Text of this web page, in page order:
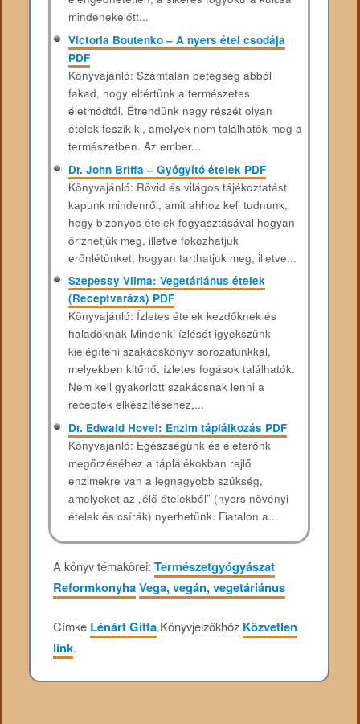
mindenekelőtt...
Victoria Boutenko – A nyers étel csodája
PDF
Könyvajánló: Számtalan betegség abból
fakad, hogy eltértünk a természetes
életmódtól. Étrendünk nagy részét olyan
ételek teszik ki, amelyek nem találhatók meg a
természetben. Az ember...
Dr. John Briffa – Gyógyító ételek PDF
Könyvajánló: Rövid és világos tájékoztatást
kapunk mindenről, amit ahhoz kell tudnunk,
hogy bizonyos ételek fogyasztásával hogyan
őrizhetjük meg, illetve fokozhatjuk
erőnlétünket, hogyan tarthatjuk meg, illetve...
Szepessy Vilma: Vegetáriánus ételek
(Receptvarázs) PDF
Könyvajánló: Ízletes ételek kezdőknek és
haladóknak Mindenki ízlését igyekszünk
kielégíteni szakácskönyv sorozatunkkal,
melyekben kitűnő, ízletes fogások találhatók.
Nem kell gyakorlott szakácsnak lenni a
receptek elkészítéséhez,...
Dr. Edwald Hovel: Enzim táplálkozás PDF
Könyvajánló: Egészségünk és életerőnk
megőrzéséhez a táplálékokban rejlő
enzimekre van a legnagyobb szükség,
amelyeket az „élő ételekből” (nyers növényi
ételek és csírák) nyerhetünk. Fiatalon a...
A könyv témakörei:Természetgyógyászat
ReformkonyhaVega, vegán, vegetáriánus
Címke Lénárt Gitta.Könyvjelzőkhöz Közvetlen
link.